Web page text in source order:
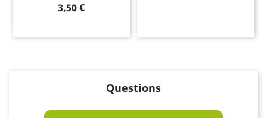
Prix
3,50 €
Questions